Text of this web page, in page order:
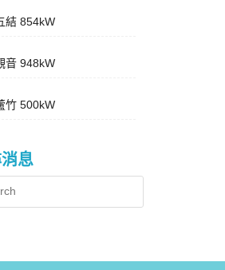
結 854kW
音 948kW
竹 500kW
息